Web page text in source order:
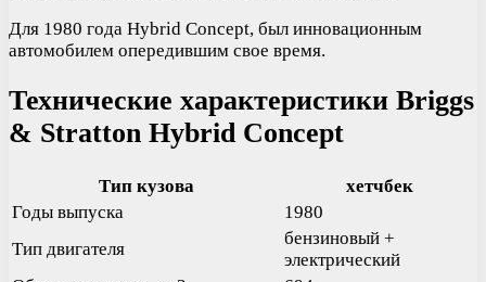
Для 1980 года Hybrid Concept, был инновационным
автомобилем опередившим свое время.
Технические характеристики Briggs
& Stratton Hybrid Concept
Тип кузова
хетчбек
Годы выпуска
1980
Тип двигателя
бензиновый +
электрический